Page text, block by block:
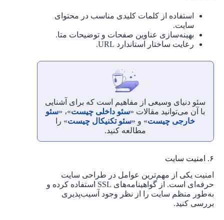
استفاده از کلمات کلیدی مناسب در محتوای
سایت.
بهینه‌سازی عناوین صفحات و توضیحات متا.
رعایت ساختار استاندارد URL.
سئو دنیای وسیعی از مفاهیم است که برای آشنایی
با آن می‌توانید مقالات «سئو داخلی چیست»، «سئو
خارجی چیست» و «سئو تکنیکال چیست» را
مطالعه کنید.
۶. امنیت سایت
امنیت یکی از مهم‌ترین عوامل در طراحی سایت
حرفه‌ای است. از گواهینامه‌های SSL استفاده کرده و
به‌طور منظم سایت را از نظر وجود آسیب‌پذیری
بررسی کنید.